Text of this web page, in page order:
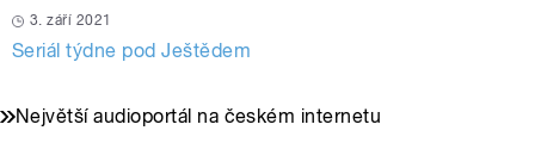
3. září 2021
Seriál týdne pod Ještědem
Největší audioportál na českém internetu